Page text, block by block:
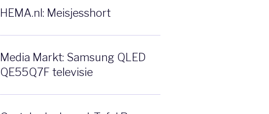
HEMA.nl: Meisjesshort
Media Markt: Samsung QLED
QE55Q7F televisie